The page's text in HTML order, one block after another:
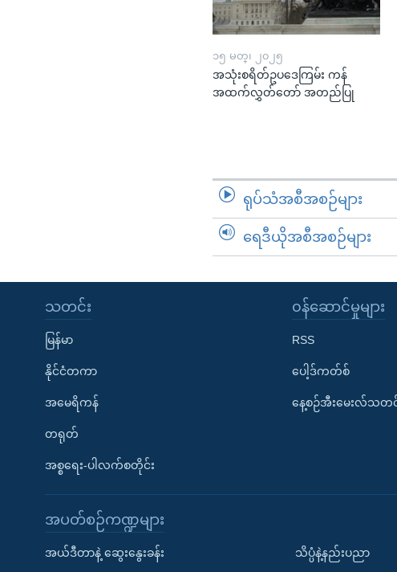
၁၅ မတ္၊ ၂၀၂၅
အသုံးစရိတ်ဥပဒေကြမ်း ကန်
အထက်လွှတ်တော် အတည်ပြု
ရုပ်သံအစီအစဉ်များ
ရေဒီယိုအစီအစဉ်များ
သတင်း
မြန်မာ
နိုင်ငံတကာ
အမေရိကန်
တရုတ်
အစ္စရေး-ပါလက်စတိုင်း
၀န်ဆောင်မှုများ
RSS
ပေါ့ဒ်ကတ်စ်
နေ့စဉ်အီးမေးလ်သတ
အပတ်စဉ်ကဏ္ဍများ
အယ်ဒီတာနဲ့ ဆွေးနွေးခန်း သိပ္ပံနဲ့နည်းပညာ